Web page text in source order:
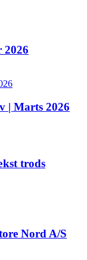
2026
| Marts 2026
trods
Nord A/S